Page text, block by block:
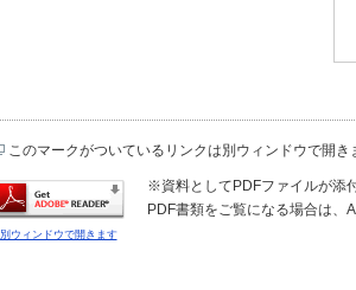
このマークがついているリンクは別ウィンドウで開き
別ウィンドウで開きます
※資料としてPDFファイルが添
PDF書類をご覧になる場合は、